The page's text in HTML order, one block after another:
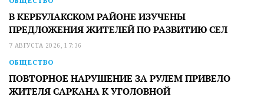
В КЕРБУЛАКСКОМ РАЙОНЕ ИЗУЧЕНЫ
ПРЕДЛОЖЕНИЯ ЖИТЕЛЕЙ ПО РАЗВИТИЮ СЕЛ
7 АВГУСТА 2026, 17:36
ОБЩЕСТВО
ПОВТОРНОЕ НАРУШЕНИЕ ЗА РУЛЕМ ПРИВЕЛО
ЖИТЕЛЯ САРКАНА К УГОЛОВНОЙ